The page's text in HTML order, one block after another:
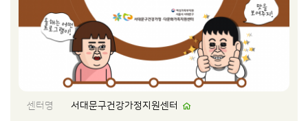
센터명
서대문구건강가정지원센터